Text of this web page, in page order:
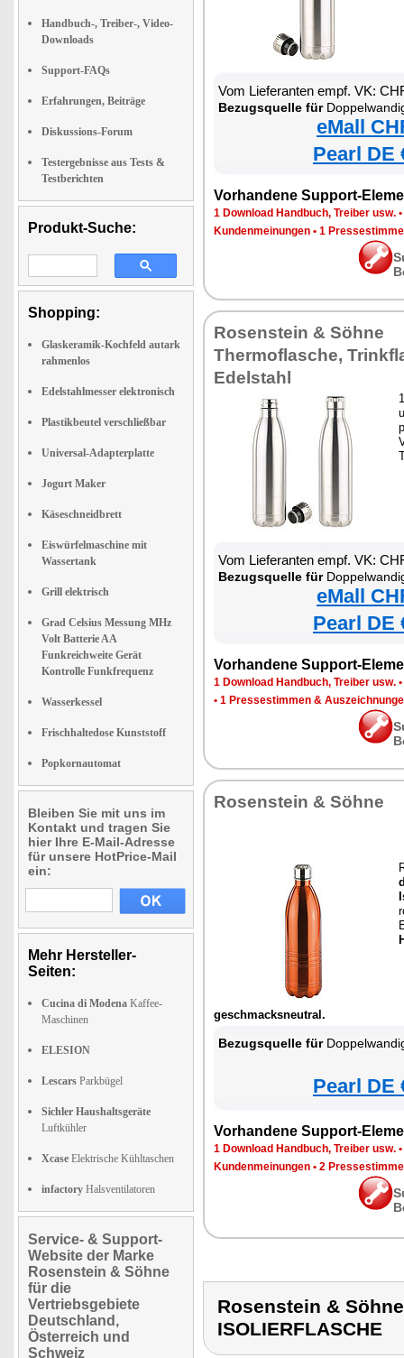
Handbuch-, Treiber-, Video-
Downloads
Support-FAQs
Erfahrungen, Beiträge
Diskussions-Forum
Testergebnisse aus Tests &
Testberichten
Produkt-Suche:
Shopping:
Glaskeramik-Kochfeld autark
rahmenlos
Edelstahlmesser elektronisch
Plastikbeutel verschließbar
Universal-Adapterplatte
Jogurt Maker
Käseschneidbrett
Eiswürfelmaschine mit
Wassertank
Grill elektrisch
Grad Celsius Messung MHz
Volt Batterie AA
Funkreichweite Gerät
Kontrolle Funkfrequenz
Wasserkessel
Frischhaltedose Kunststoff
Popkornautomat
Bleiben Sie mit uns im
Kontakt und tragen Sie
hier Ihre E-Mail-Adresse
für unsere HotPrice-Mail
ein:
Mehr Hersteller-
Seiten:
Cucina di Modena Kaffee-
Maschinen
ELESION
Lescars Parkbügel
Sichler Haushaltsgeräte
Luftkühler
Xcase Elektrische Kühltaschen
infactory Halsventilatoren
Service- & Support-
Website der Marke
Rosenstein & Söhne
für die
Vertriebsgebiete
Deutschland,
Österreich und
Schweiz
Vom Lieferanten empf. VK:
Bezugsquelle fürDoppelwandige
eMall
Pearl DE
Vorhandene Support-
1 Download Handbuch, Treiber usw. •
Kundenmeinungen • 1
Rosenstein & Söhne
Thermoflasche,
Edelstahl
Vom Lieferanten empf. VK:
Bezugsquelle fürDoppelwandige
eMall
Pearl DE
Vorhandene Support-
1 Download Handbuch, Treiber usw. •
• 1 Pressestimmen &
Rosenstein & Söhne
geschmacksneutral.
Bezugsquelle fürDoppelwandige
Pearl DE
Vorhandene Support-
1 Download Handbuch, Treiber usw. •
Kundenmeinungen • 2
Rosenstein &
ISOLIERFLASCHE